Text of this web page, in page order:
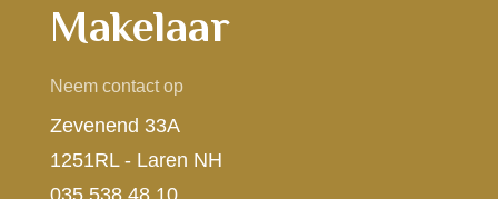
Makelaar
Neem contact op
Zevenend 33A
1251RL - Laren NH
035 538 48 10